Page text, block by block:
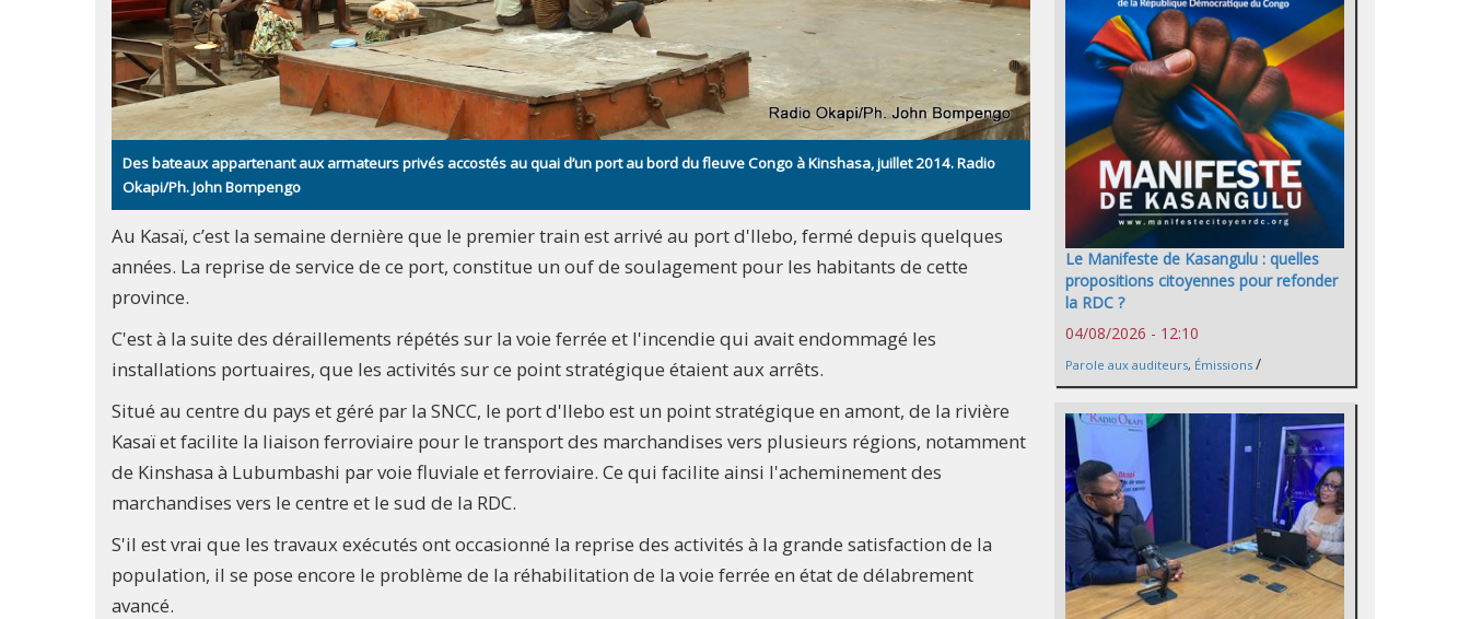
Des bateaux appartenant aux armateurs privés accostés au quai d’un port au bord du fleuve Congo à Kinshasa, juillet 2014. Radio
Okapi/Ph. John Bompengo
Au Kasaï, c’est la semaine dernière que le premier train est arrivé au port d'Ilebo, fermé depuis quelques
années. La reprise de service de ce port, constitue un ouf de soulagement pour les habitants de cette
province.
C'est à la suite des déraillements répétés sur la voie ferrée et l'incendie qui avait endommagé les
installations portuaires, que les activités sur ce point stratégique étaient aux arrêts.
Situé au centre du pays et géré par la SNCC, le port d'Ilebo est un point stratégique en amont, de la rivière
Kasaï et facilite la liaison ferroviaire pour le transport des marchandises vers plusieurs régions, notamment
de Kinshasa à Lubumbashi par voie fluviale et ferroviaire. Ce qui facilite ainsi l'acheminement des
marchandises vers le centre et le sud de la RDC.
S'il est vrai que les travaux exécutés ont occasionné la reprise des activités à la grande satisfaction de la
population, il se pose encore le problème de la réhabilitation de la voie ferrée en état de délabrement
avancé.
Le Manifeste de Kasangulu : quelles
propositions citoyennes pour refonder
la RDC ?
04/08/2026 - 12:10
Parole aux auditeurs, Émissions /